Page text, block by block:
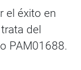
el éxito en
del
PAM01688.